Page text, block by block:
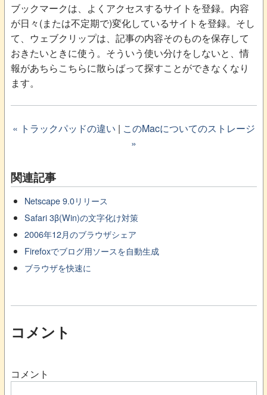
ブックマークは、よくアクセスするサイトを登録。内容
が日々(または不定期で)変化しているサイトを登録。そし
て、ウェブクリップは、記事の内容そのものを保存して
おきたいときに使う。そういう使い分けをしないと、情
報があちらこちらに散らばって探すことができなくなり
ます。
« トラックパッドの違い | このMacについてのストレージ
»
関連記事
Netscape 9.0リリース
Safari 3β(Win)の文字化け対策
2006年12月のブラウザシェア
Firefoxでブログ用ソースを自動生成
ブラウザを快速に
コメント
コメント